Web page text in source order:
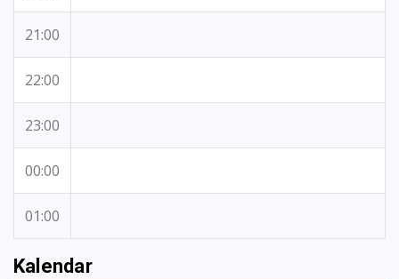
21:00
22:00
23:00
00:00
01:00
Kalendar